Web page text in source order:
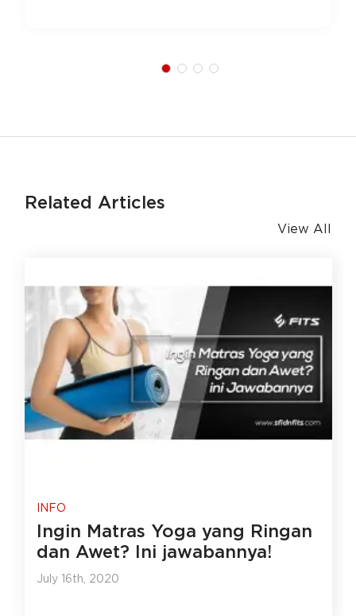
Related Articles
View All
INFO
Ingin Matras Yoga yang Ringan
dan Awet? Ini jawabannya!
July 16th, 2020